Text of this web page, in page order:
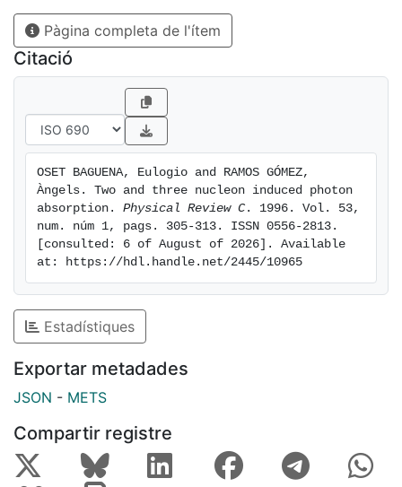
Pàgina completa de l'ítem
Citació
OSET BAGUENA, Eulogio and RAMOS GÓMEZ,
Àngels. Two and three nucleon induced photon
absorption. Physical Review C . 1996. Vol. 53,
num. núm 1, pags. 305-313. ISSN 0556-2813.
[consulted: 6 of August of 2026]. Available
at: https://hdl.handle.net/2445/10965
Estadístiques
Exportar metadades
JSON - METS
Compartir registre